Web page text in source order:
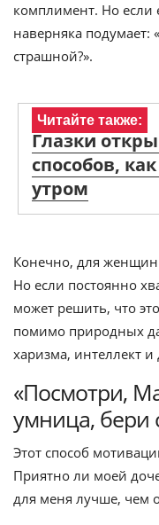
комплимент. Но если
наверняка подумает:
страшной?».
Читайте также:
Глазки
способов,
утром
Конечно, для
Но если постоянно
может решить, что
помимо природных
харизма, интеллект и
«Посмотри,
умница, бери
Этот способ
Приятно ли моей
для меня лучше, чем